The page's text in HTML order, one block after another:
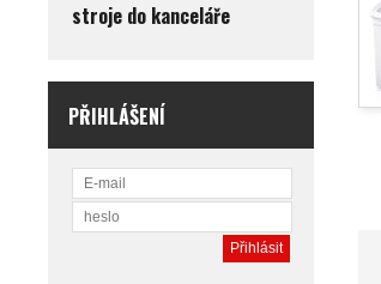
stroje do kanceláře
PŘIHLÁŠENÍ